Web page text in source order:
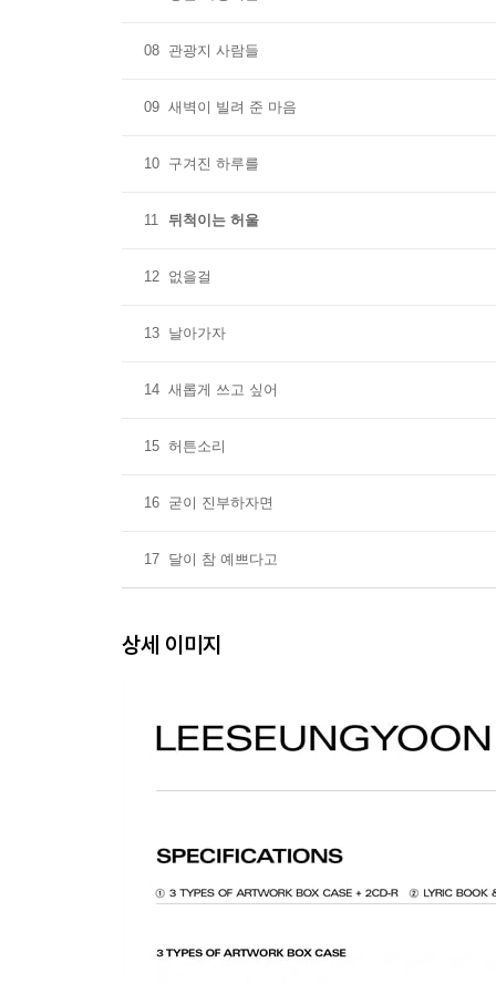
08 관광지 사람들
09 새벽이 빌려 준 마음
10 구겨진 하루를
11 뒤척이는 허울
12 없을걸
13 날아가자
14 새롭게 쓰고 싶어
15 허튼소리
16 굳이 진부하자면
17 달이 참 예쁘다고
상세 이미지